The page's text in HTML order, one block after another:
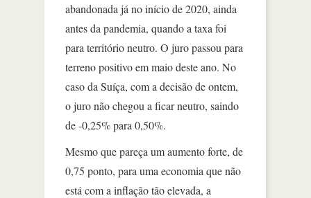
abandonada já no início de 2020, ainda
antes da pandemia, quando a taxa foi
para território neutro. O juro passou para
terreno positivo em maio deste ano. No
caso da Suíça, com a decisão de ontem,
o juro não chegou a ficar neutro, saindo
de -0,25% para 0,50%.
Mesmo que pareça um aumento forte, de
0,75 ponto, para uma economia que não
está com a inflação tão elevada, a